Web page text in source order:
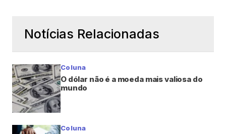
Notícias Relacionadas
Coluna
O dólar não é a moeda mais valiosa do
mundo
Coluna